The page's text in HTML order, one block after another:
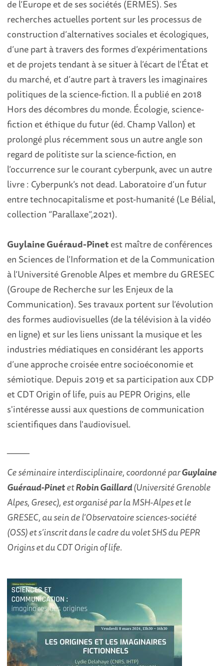
de l’Europe et de ses sociétés (ERMES). Ses
recherches actuelles portent sur les processus de
construction d’alternatives sociales et écologiques,
d’une part à travers des formes d’expérimentations
et de projets tendant à se situer à l’écart de l’État et
du marché, et d’autre part à travers les imaginaires
politiques de la science-fiction. Il a publié en 2018
Hors des décombres du monde. Écologie, science-
fiction et éthique du futur (éd. Champ Vallon) et
prolongé plus récemment sous un autre angle son
regard de politiste sur la science-fiction, en
l’occurrence sur le courant cyberpunk, avec un autre
livre : Cyberpunk’s not dead. Laboratoire d’un futur
entre technocapitalisme et post-humanité (Le Bélial,
collection “Parallaxe”,2021).
Guylaine Guéraud-Pinetest maître de conférences
en Sciences de l’Information et de la Communication
à l’Université Grenoble Alpes et membre du GRESEC
(Groupe de Recherche sur les Enjeux de la
Communication). Ses travaux portent sur l’évolution
des formes audiovisuelles (de la télévision à la vidéo
en ligne) et sur les liens unissant la musique et les
industries médiatiques en considérant les apports
d’une approche croisée entre socioéconomie et
sémiotique. Depuis 2019 et sa participation aux CDP
et CDT Origin of life, puis au PEPR Origins, elle
s'intéresse aussi aux questions de communication
scientifiques dans l'audiovisuel.
Ce séminaire interdisciplinaire, coordonné parGuylaine
Guéraud-PinetetRobin Gaillard(Université Grenoble
Alpes, Gresec), est organisé par la MSH-Alpes et le
GRESEC, au sein de l’Observatoire sciences-société
(OSS) et s’inscrit dans le cadre du volet SHS du PEPR
Origins et du CDT Origin of life.